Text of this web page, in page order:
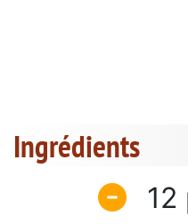
Ingrédients
12